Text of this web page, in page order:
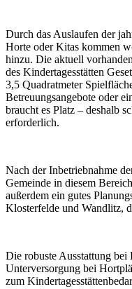
Durch das Auslaufen der
Horte oder Kitas kommen
hinzu. Die aktuell
des Kindertagesstätten
3,5 Quadratmeter
Betreuungsangebote oder
braucht es Platz – deshalb
erforderlich.
Nach der Inbetriebnahme
Gemeinde in diesem
außerdem ein gutes
Klosterfelde und Wandlitz,
Die robuste Ausstattung bei
Unterversorgung bei
zum